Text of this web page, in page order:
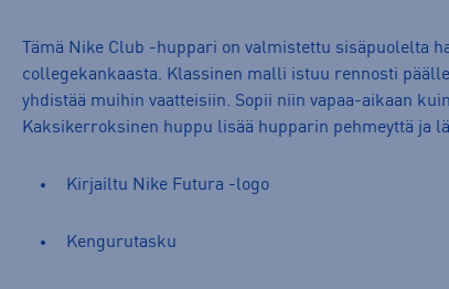
Tämä Nike Club -huppari on valmistettu sisäpuolelta
collegekankaasta. Klassinen malli istuu rennosti
yhdistää muihin vaatteisiin. Sopii niin vapaa-aikaan
Kaksikerroksinen huppu lisää hupparin pehmeyttä ja
Kirjailtu Nike Futura -logo
Kengurutasku